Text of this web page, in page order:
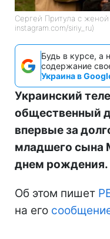
Сергей Притула с
instagram.com/siriy_ru)
Будь в курсе, а
содержание
Украина в
Украинский
общественный
впервые за
младшего сына
днем рождения.
Об этом пишет
на его